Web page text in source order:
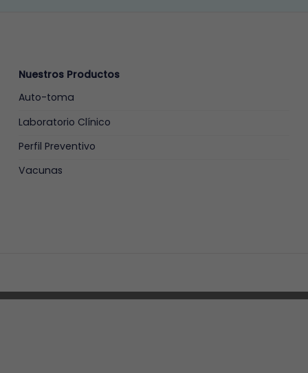
Nuestros Productos
Auto-toma
Laboratorio Clínico
Perfil Preventivo
Vacunas